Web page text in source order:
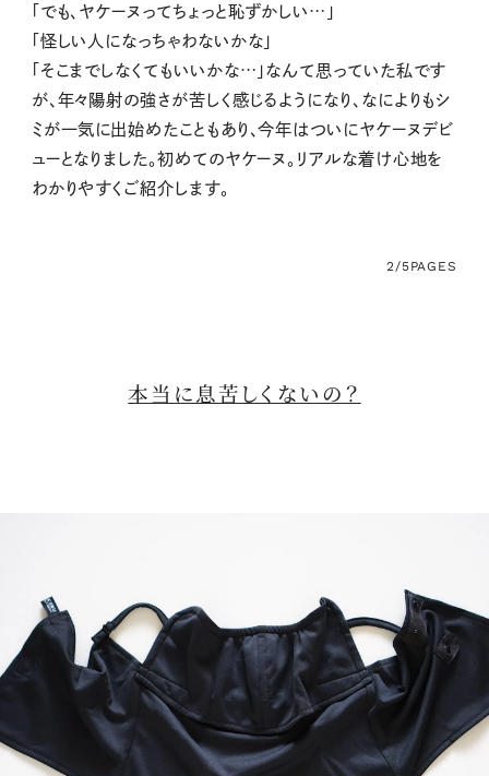
「でも、ヤケーヌってちょっと恥ずかしい…」
「怪しい人になっちゃわないかな」
「そこまでしなくてもいいかな…」なんて思っていた私です
が、年々陽射の強さが苦しく感じるようになり、なによりもシ
ミが一気に出始めたこともあり、今年はついにヤケーヌデビ
ューとなりました。初めてのヤケーヌ。リアルな着け心地を
わかりやすくご紹介します。
2/5PAGES
本当に息苦しくないの？